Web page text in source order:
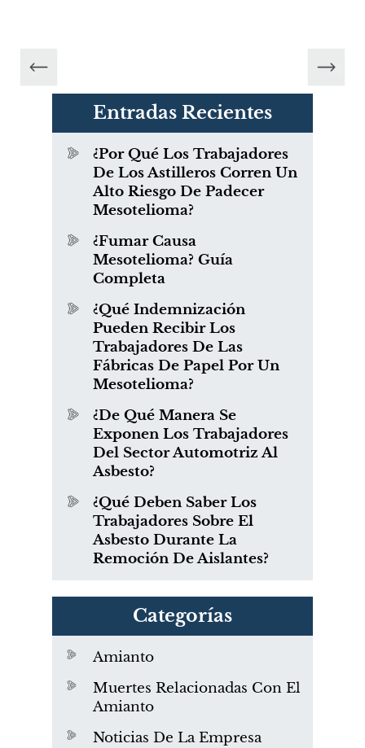
Entradas Recientes
¿Por Qué Los Trabajadores
De Los Astilleros Corren Un
Alto Riesgo De Padecer
Mesotelioma?
¿Fumar Causa
Mesotelioma? Guía
Completa
¿Qué Indemnización
Pueden Recibir Los
Trabajadores De Las
Fábricas De Papel Por Un
Mesotelioma?
¿De Qué Manera Se
Exponen Los Trabajadores
Del Sector Automotriz Al
Asbesto?
¿Qué Deben Saber Los
Trabajadores Sobre El
Asbesto Durante La
Remoción De Aislantes?
Categorías
Amianto
Muertes Relacionadas Con El
Amianto
Noticias De La Empresa